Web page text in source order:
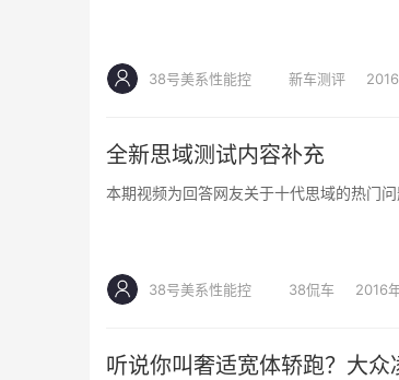
38号美系性能控 新车测评
全新思域测试内容补充
本期视频为回答网友关于十代思域的热门
38号美系性能控 38侃车 2016
听说你叫奢适宽体轿跑？大众